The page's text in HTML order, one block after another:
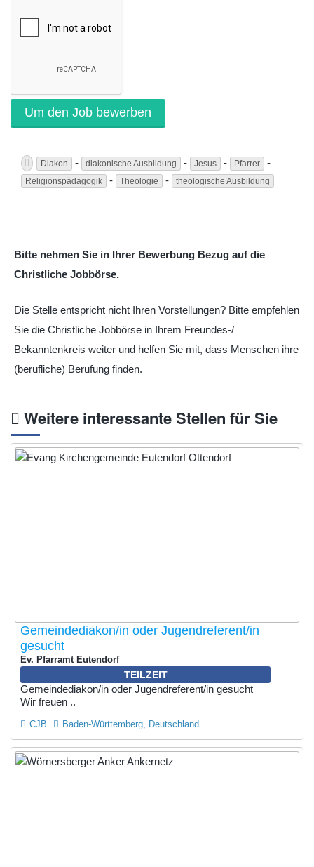
Diakon - diakonische Ausbildung - Jesus - Pfarrer -
Religionspädagogik - Theologie - theologische Ausbildung
Bitte nehmen Sie in Ihrer Bewerbung Bezug auf die
Christliche Jobbörse.
Die Stelle entspricht nicht Ihren Vorstellungen? Bitte empfehlen
Sie die Christliche Jobbörse in Ihrem Freundes-/
Bekanntenkreis weiter und helfen Sie mit, dass Menschen ihre
(berufliche) Berufung finden.
Weitere interessante Stellen für Sie
Gemeindediakon/in oder Jugendreferent/in
gesucht
Ev. Pfarramt Eutendorf
TEILZEIT
Gemeindediakon/in oder Jugendreferent/in gesucht
Wir freuen ..
CJB Baden-Württemberg, Deutschland